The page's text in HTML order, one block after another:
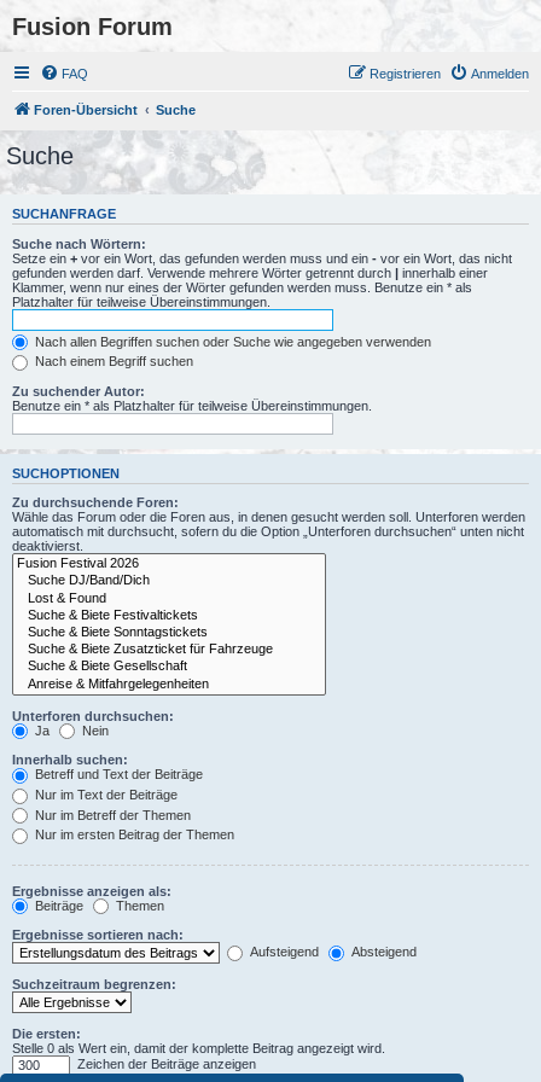
Fusion Forum
FAQ Anmelden
Registrieren
Foren-Übersicht Suche
Suche
SUCHANFRAGE
Suche nach Wörtern:
Setze ein + vor ein Wort, das gefunden werden muss und ein - vor ein Wort, das nicht
gefunden werden darf. Verwende mehrere Wörter getrennt durch | innerhalb einer
Klammer, wenn nur eines der Wörter gefunden werden muss. Benutze ein * als
Platzhalter für teilweise Übereinstimmungen.
Nach allen Begriffen suchen oder Suche wie angegeben verwenden
Nach einem Begriff suchen
Zu suchender Autor:
Benutze ein * als Platzhalter für teilweise Übereinstimmungen.
SUCHOPTIONEN
Zu durchsuchende Foren:
Wähle das Forum oder die Foren aus, in denen gesucht werden soll. Unterforen werden
automatisch mit durchsucht, sofern du die Option „Unterforen durchsuchen“ unten nicht
deaktivierst.
Unterforen durchsuchen:
Ja
Nein
Innerhalb suchen:
Betreff und Text der Beiträge
Nur im Text der Beiträge
Nur im Betreff der Themen
Nur im ersten Beitrag der Themen
Ergebnisse anzeigen als:
Beiträge
Themen
Ergebnisse sortieren nach:
Aufsteigend
Absteigend
Suchzeitraum begrenzen:
Die ersten:
Stelle 0 als Wert ein, damit der komplette Beitrag angezeigt wird.
Zeichen der Beiträge anzeigen